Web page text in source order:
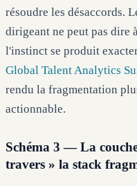
résoudre les désaccords.
dirigeant ne peut pas dire
l'instinct se produit
Global Talent Analytics
rendu la fragmentation
actionnable.
Schéma 3 — La
travers » la stack